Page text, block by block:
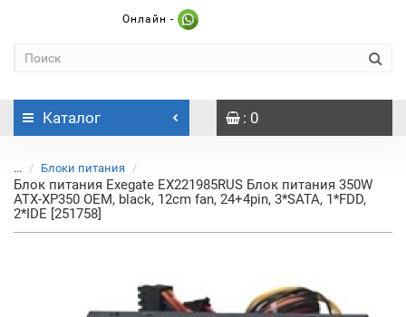
Онлайн -
Каталог : 0
... Блоки питания
Блок питания Exegate EX221985RUS Блок питания 350W
ATX-XP350 OEM, black, 12cm fan, 24+4pin, 3*SATA, 1*FDD,
2*IDE [251758]